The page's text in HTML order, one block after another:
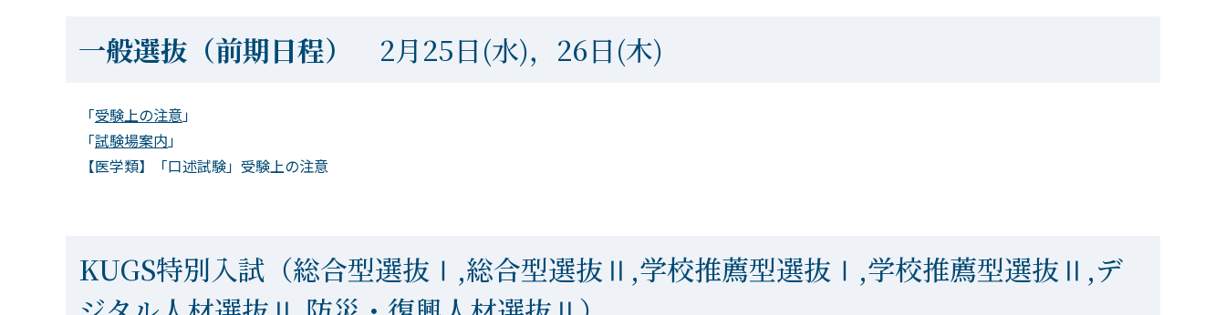
一般選抜（前期日程） 2月25日(水)，26日(木)
「受験上の注意」
「試験場案内」
【医学類】「口述試験」受験上の注意
KUGS特別入試（総合型選抜Ⅰ,総合型選抜Ⅱ,学校推薦型選抜Ⅰ,学校推薦型選抜Ⅱ,デ